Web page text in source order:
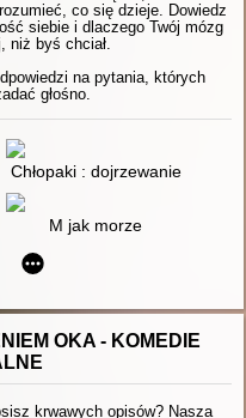
co się dzieje. Dowiedz
siebie i dlaczego Twój mózg
niż byś chciał.
na pytania, których
głośno.
: dorastanie w empatii,
Chłopaki : dojrzewanie
: poradnik nowoczesnej
M jak morze
aktywistki
OKA - KOMEDIE
krwawych opisów? Nasza